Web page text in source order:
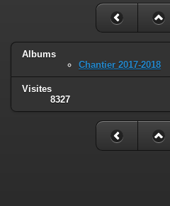
Albums
Chantier 2017-2018
Visites
8327